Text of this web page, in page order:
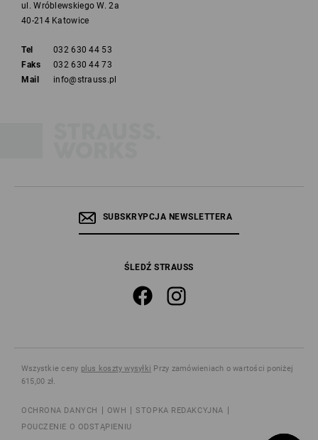
ul. Wróblewskiego W. 2a
40-214 Katowice
Tel
032 630 44 53
Faks
032 630 44 73
Mail
info@strauss.pl
SUBSKRYPCJA NEWSLETTERA
ŚLEDŹ STRAUSS
Wszystkie ceny plus koszty wysyłki Przy zamówieniach o wartości poniżej
615,00 zł.
OCHRONA DANYCH OWH
STOPKA REDAKCYJNA
POUCZENIE O ODSTĄPIENIU